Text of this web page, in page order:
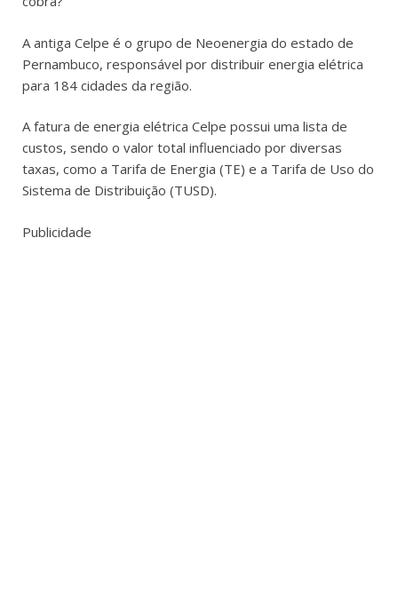
A antiga Celpe é o grupo de Neoenergia do estado de
Pernambuco, responsável por distribuir energia elétrica
para 184 cidades da região.
A fatura de energia elétrica Celpe possui uma lista de
custos, sendo o valor total influenciado por diversas
taxas, como a Tarifa de Energia (TE) e a Tarifa de Uso do
Sistema de Distribuição (TUSD).
Publicidade